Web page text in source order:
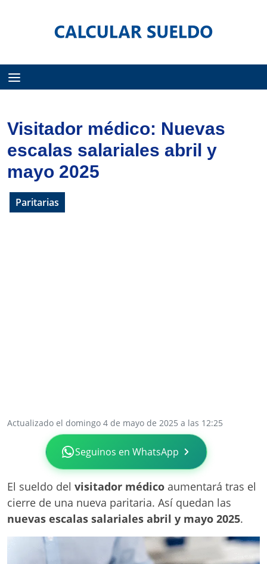
Visitador médico: Nuevas
escalas salariales abril y
mayo 2025
Paritarias
Actualizado el domingo 4 de mayo de 2025 a las 12:25
Seguinos en WhatsApp
El sueldo del visitador médico aumentará tras el
cierre de una nueva paritaria. Así quedan las
nuevas escalas salariales abril y mayo 2025.